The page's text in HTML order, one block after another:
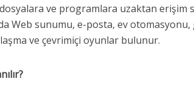
ve programlara uzaktan erişim
Web sunumu, e-posta, ev
ve çevrimiçi oyunlar bulunur.